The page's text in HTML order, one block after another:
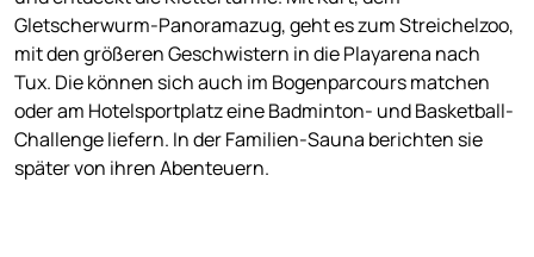
Gletscherwurm-Panoramazug, geht es zum Streichelzoo,
mit den größeren Geschwistern in die Playarena nach
Tux. Die können sich auch im Bogenparcours matchen
oder am Hotelsportplatz eine Badminton- und Basketball-
Challenge liefern. In der Familien-Sauna berichten sie
später von ihren Abenteuern.